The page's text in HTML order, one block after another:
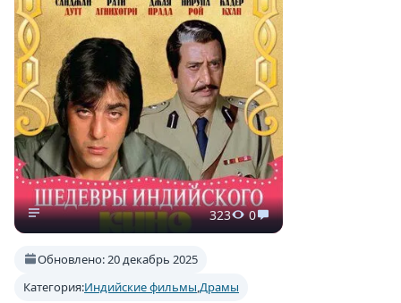
323 0
Обновлено: 20 декабрь 2025
Категория:Индийские фильмы,Драмы